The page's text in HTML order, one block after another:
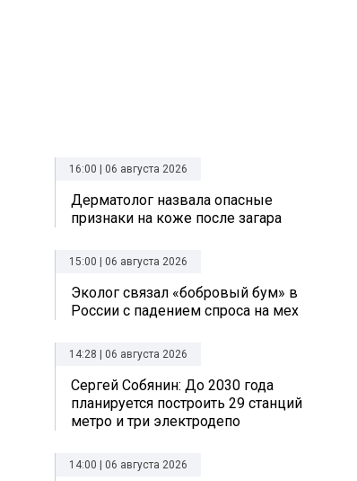
16:00 | 06 августа 2026
Дерматолог назвала опасные
признаки на коже после загара
15:00 | 06 августа 2026
Эколог связал «бобровый бум» в
России с падением спроса на мех
14:28 | 06 августа 2026
Сергей Собянин: До 2030 года
планируется построить 29 станций
метро и три электродепо
14:00 | 06 августа 2026